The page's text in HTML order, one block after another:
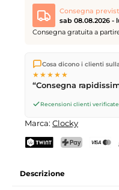
Consegna
sab 08.08.2026 -
Consegna gratuita a
Spediamo direttamente
Svizzera.Consegna
effettuati entro le
giorno lavorativo
venerdì, ore 17.
Cosa dicono i clienti
★★★★★
“Consegna
Recensioni clienti verificate
Marca: Clocky
Descrizione